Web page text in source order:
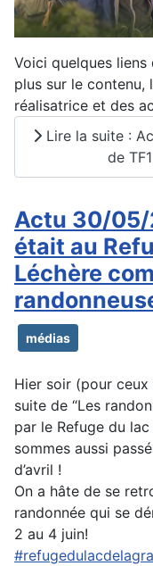
Voici quelques
plus sur le contenu,
réalisatrice et des
Lire la suite :
de
Actu 30/05/
était au
Léchère
médias
Hier soir (pour
suite de “Les
par le Refuge du
sommes aussi
d’avril !
On a hâte de se
randonnée qui se
2 au 4 juin!